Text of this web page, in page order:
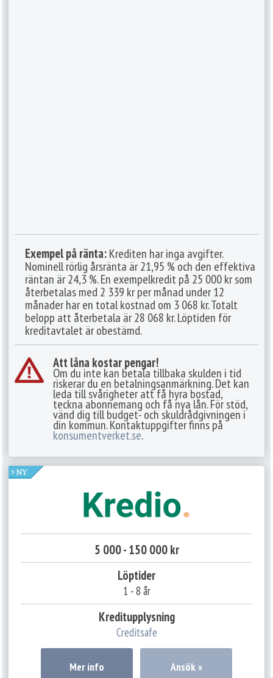
Exempel på ränta:Krediten har inga avgifter.
Nominell rörlig årsränta är 21,95 % och den effektiva
räntan är 24,3 %. En exempelkredit på 25 000 kr som
återbetalas med 2 339 kr per månad under 12
månader har en total kostnad om 3 068 kr. Totalt
belopp att återbetala är 28 068 kr. Löptiden för
kreditavtalet är obestämd.
Att låna kostar pengar!
Om du inte kan betala tillbaka skulden i tid
riskerar du en betalningsanmärkning. Det kan
leda till svårigheter att få hyra bostad,
teckna abonnemang och få nya lån. För stöd,
vänd dig till budget- och skuldrådgivningen i
din kommun. Kontaktuppgifter finns på
konsumentverket.se.
5 000 - 150 000 kr
Löptider
1 - 8 år
Kreditupplysning
Creditsafe
Mer info Ansök »